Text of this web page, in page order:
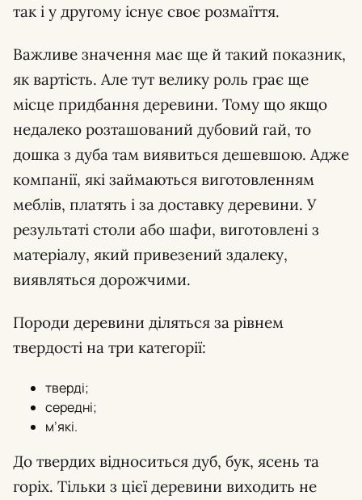
так і у другому існує своє розмаїття.
Важливе значення має ще й такий показник,
як вартість. Але тут велику роль грає ще
місце придбання деревини. Тому що якщо
недалеко розташований дубовий гай, то
дошка з дуба там виявиться дешевшою. Адже
компанії, які займаються виготовленням
меблів, платять і за доставку деревини. У
результаті столи або шафи, виготовлені з
матеріалу, який привезений здалеку,
виявляться дорожчими.
Породи деревини діляться за рівнем
твердості на три категорії:
тверді;
середні;
м’які.
До твердих відноситься дуб, бук, ясень та
горіх. Тільки з цієї деревини виходить не